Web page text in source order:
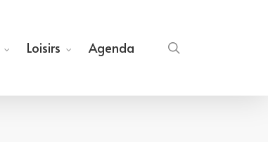
Loisirs Agenda